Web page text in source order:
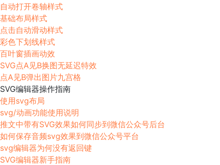
自动打开卷轴样式
基础布局样式
点击自动滑动样式
彩色下划线样式
百叶窗插画动效
SVG点A见B换图无延迟特效
点A见B弹出图片九宫格
SVG编辑器操作指南
使用svg布局
svg/动画功能使用说明
推文中带有SVG效果如何同步到微信公众号后台
如何保存音频svg效果到微信公众号平台
svg编辑器为何没有返回键
SVG编辑器新手指南